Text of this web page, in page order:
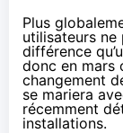
Plus
utilisateurs ne
différence
donc en mars
changement
se mariera
récemment
installations.